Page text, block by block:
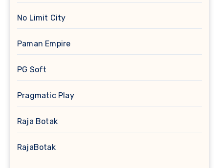
No Limit City
Paman Empire
PG Soft
Pragmatic Play
Raja Botak
RajaBotak